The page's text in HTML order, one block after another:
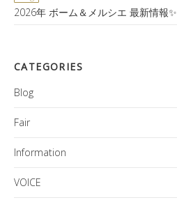
2026年 ボーム＆メルシエ 最新情報✨
CATEGORIES
Blog
Fair
Information
VOICE